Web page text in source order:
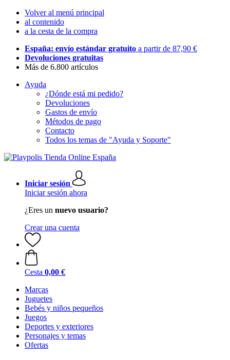
Volver al menú principal
al contenido
a la cesta de la compra
España: envío estándar gratuito a partir de 87,90 €
Devoluciones gratuitas
Más de 6.800 artículos
Ayuda
¿Dónde está mi pedido?
Devoluciones
Gastos de envío
Métodos de pago
Contacto
Todos los temas de "Ayuda y Soporte"
Iniciar sesión
Iniciar sesión ahora
¿Eres un nuevo usuario?
Crear una cuenta
Cesta 0,00 €
Marcas
Juguetes
Bebés y niños pequeños
Juegos
Deportes y exteriores
Personajes y temas
Ofertas